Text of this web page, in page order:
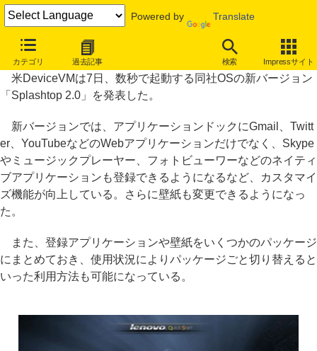
Powered by Translate
カテゴリ 過去記事 検索 Impressサイト
数秒で起動のOS「Splashtop」、カスタマイズ可能な新バージョン
米DeviceVMは7日、数秒で起動する同社OSの新バージョン
「Splashtop 2.0」を発表した。
新バージョンでは、アプリケーションドックにGmail、Twitt
er、YouTubeなどのWebアプリケーションだけでなく、Skype
やミュージックプレーヤー、フォトビューワーなどのネイティ
ブアプリケーションも登録できるようになるなど、カスタマイ
ズ機能が向上している。さらに壁紙も変更できるようになっ
た。
また、登録アプリケーションや壁紙をいくつかのパッケージ
にまとめておき、使用状況によりパッケージごと切り替えると
いった利用方法も可能になっている。